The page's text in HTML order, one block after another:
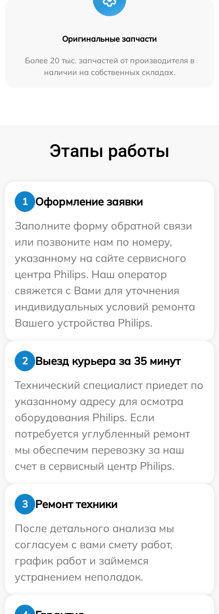
Оригинальные запчасти
Более 20 тыс. запчастей от производителя в
наличии на собственных складах.
Этапы работы
1
Оформление заявки
Заполните форму обратной связи
или позвоните нам по номеру,
указанному на сайте сервисного
центра Philips. Наш оператор
свяжется с Вами для уточнения
индивидуальных условий ремонта
Вашего устройства Philips.
2
Выезд курьера за 35 минут
Технический специалист приедет по
указанному адресу для осмотра
оборудования Philips. Если
потребуется углубленный ремонт
мы обеспечим перевозку за наш
счет в сервисный центр Philips.
3
Ремонт техники
После детального анализа мы
согласуем с вами смету работ,
график работ и займемся
устранением неполадок.